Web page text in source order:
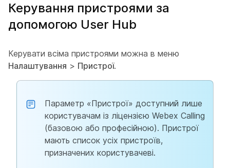
Керування пристроями за
допомогою User Hub
Керувати всіма пристроями можна в меню
Налаштування > Пристрої.
Параметр «Пристрої» доступний лише
користувачам із ліцензією Webex Calling
(базовою або професійною). Пристрої
мають список усіх пристроїв,
призначених користувачеві.